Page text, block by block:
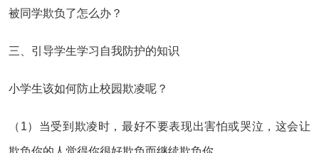
被同学欺负了怎么办？
三、引导学生学习自我防护的知识
小学生该如何防止校园欺凌呢？
（1）当受到欺凌时，最好不要表现出害怕或哭泣，这会让